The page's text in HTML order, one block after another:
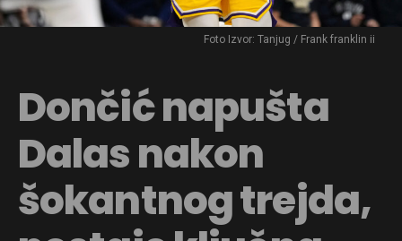
Foto Izvor: Tanjug / Frank franklin ii
Dončić napušta
Dalas nakon
šokantnog trejda,
Flipboard
Reddit